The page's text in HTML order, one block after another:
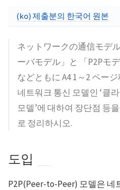
(ko) 제출분의 한국어 원본
ネットワークの通信モデ
ーバモデル」と 「P2Pモ
などともに A4 1～2 ペー
네트워크 통신 모델인 ‘클
모델’에 대하여 장단점 등
로 정리하시오.
도입
P2P(Peer-to-Peer) 모델은 네